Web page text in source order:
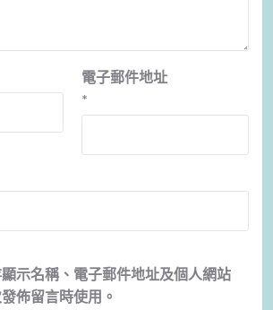
電子郵件地址
*
示名稱、電子郵件地址及個人網站
佈留言時使用。